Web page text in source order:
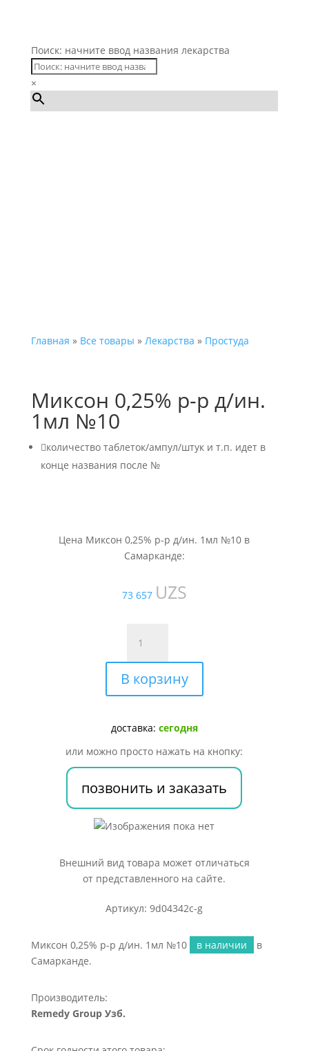
Поиск: начните ввод названия лекарства
×
Главная » Все товары » Лекарства » Простуда
Миксон 0,25% р-р д/ин.
1мл №10
количество таблеток/ампул/штук и т.п. идет в
конце названия после №
Цена Миксон 0,25% р-р д/ин. 1мл №10 в
Самарканде:
73 657 UZS
товара
Миксон
0,25%
р-
д/
1мл
В корзину
доставка: сегодня
или можно просто нажать на кнопку:
позвонить и заказать
Внешний вид товара может отличаться
от представленного на сайте.
Артикул: 9d04342c-g
Миксон 0,25% р-р д/ин. 1мл №10 в наличии
в
Самарканде.
Производитель:
Remedy Group Узб.